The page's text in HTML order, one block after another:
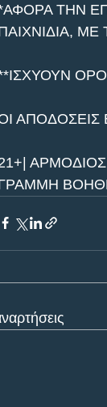
ΤΗΝ
ΜΕ